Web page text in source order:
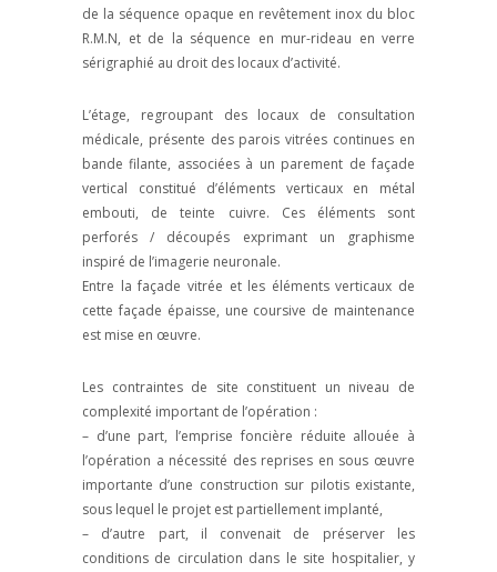
de la séquence opaque en revêtement inox du bloc
R.M.N, et de la séquence en mur-rideau en verre
sérigraphié au droit des locaux d’activité.
L’étage, regroupant des locaux de consultation
médicale, présente des parois vitrées continues en
bande filante, associées à un parement de façade
vertical constitué d’éléments verticaux en métal
embouti, de teinte cuivre. Ces éléments sont
perforés / découpés exprimant un graphisme
inspiré de l’imagerie neuronale.
Entre la façade vitrée et les éléments verticaux de
cette façade épaisse, une coursive de maintenance
est mise en œuvre.
Les contraintes de site constituent un niveau de
complexité important de l’opération :
– d’une part, l’emprise foncière réduite allouée à
l’opération a nécessité des reprises en sous œuvre
importante d’une construction sur pilotis existante,
sous lequel le projet est partiellement implanté,
– d’autre part, il convenait de préserver les
conditions de circulation dans le site hospitalier, y